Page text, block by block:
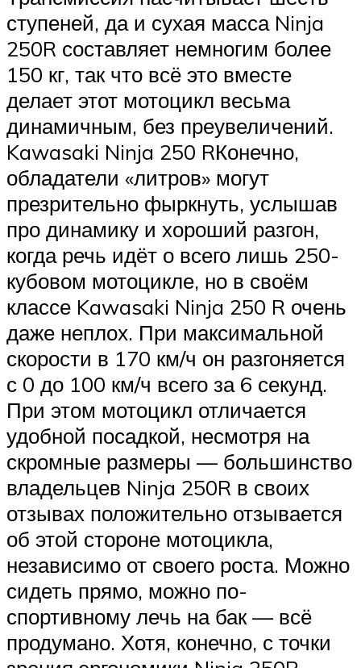
ступеней, да и сухая масса Ninja
250R составляет немногим более
150 кг, так что всё это вместе
делает этот мотоцикл весьма
динамичным, без преувеличений.
Kawasaki Ninja 250 RКонечно,
обладатели «литров» могут
презрительно фыркнуть, услышав
про динамику и хороший разгон,
когда речь идёт о всего лишь 250-
кубовом мотоцикле, но в своём
классе Kawasaki Ninja 250 R очень
даже неплох. При максимальной
скорости в 170 км/ч он разгоняется
с 0 до 100 км/ч всего за 6 секунд.
При этом мотоцикл отличается
удобной посадкой, несмотря на
скромные размеры — большинство
владельцев Ninja 250R в своих
отзывах положительно отзывается
об этой стороне мотоцикла,
независимо от своего роста. Можно
сидеть прямо, можно по-
спортивному лечь на бак — всё
продумано. Хотя, конечно, с точки